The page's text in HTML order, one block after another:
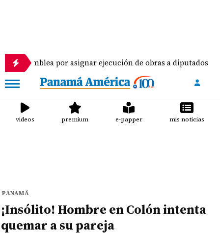
por asignar ejecución de obras a diputados
videos premium e-papper mis noticias
PANAMÁ
¡Insólito! Hombre en Colón intenta
quemar a su pareja